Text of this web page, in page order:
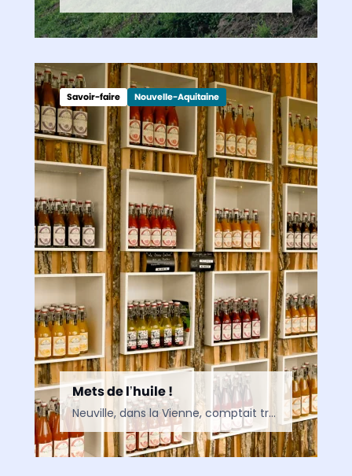
Savoir-faire Nouvelle-Aquitaine
Mets de l’huile !
Neuville, dans la Vienne, comptait treize huileries jadis : il n’en reste plus qu’une. Un vrai trésor du patrimoine local ! Or, loin de rester confite dans le passé, l’entreprise survivante conjugue…